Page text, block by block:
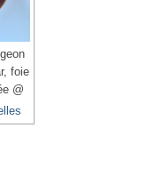
foie
@